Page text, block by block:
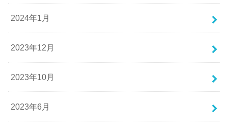
2024年1月
2023年12月
2023年10月
2023年6月